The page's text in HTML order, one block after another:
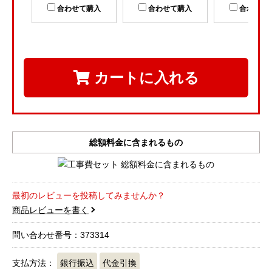
合わせて購入
合わせて購入
合わせて
カートに入れる
総額料金に含まれるもの
最初のレビューを投稿してみませんか？
商品レビューを書く
問い合わせ番号：373314
支払方法： 銀行振込 代金引換